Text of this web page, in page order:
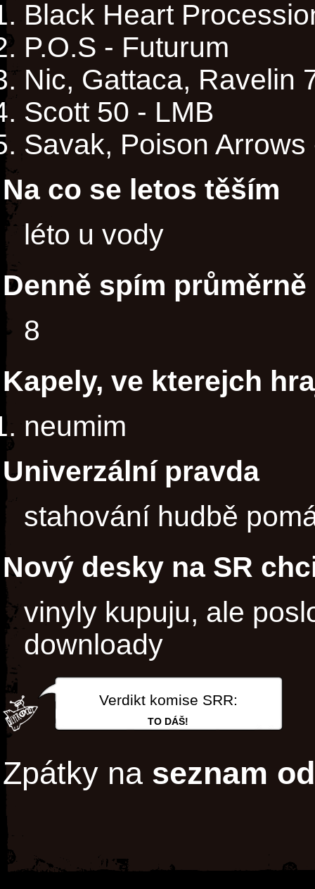
Black Heart
P.O.S - Futurum
Nic, Gattaca, Ravelin
Scott 50 - LMB
Savak, Poison Arrows
Na co se letos těším
léto u vody
Denně spím
8
Kapely, ve kterejch
neumim
Univerzální pravda
stahování hudbě
Nový desky na SR
vinyly kupuju, ale
downloady
Verdikt komise SRR:
TO DÁŠ!
Zpátky na seznam